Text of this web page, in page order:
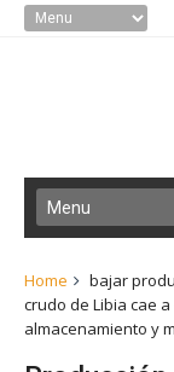
Home bajar
crudo de Libia cae
almacenamiento y